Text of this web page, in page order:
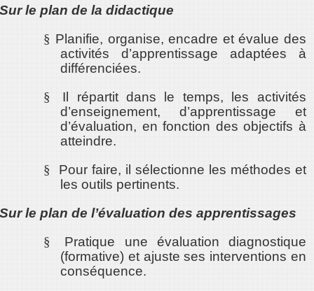
Sur le plan de la didactique
§ Planifie, organise, encadre et évalue des
activités d’apprentissage adaptées à
différenciées.
§
Il répartit dans le temps, les activités
d’enseignement, d’apprentissage et
d’évaluation, en fonction des objectifs à
atteindre.
§
Pour faire, il sélectionne les méthodes et
les outils pertinents.
Sur le plan de l’évaluation des apprentissages
§
Pratique une évaluation diagnostique
(formative) et ajuste ses interventions en
conséquence.